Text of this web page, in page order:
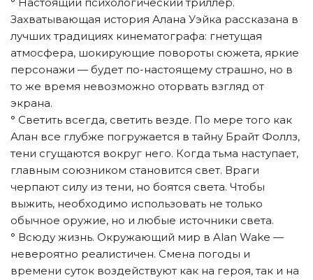
Захватывающая история Алана Уэйка рассказана в
лучших традициях кинематографа: гнетущая
атмосфера, шокирующие повороты сюжета, яркие
персонажи — будет по-настоящему страшно, но в
то же время невозможно оторвать взгляд от
экрана.
° Светить всегда, светить везде. По мере того как
Алан все глубже погружается в тайну Брайт Фоллз,
тени сгущаются вокруг него. Когда тьма наступает,
главным союзником становится свет. Враги
черпают силу из тени, но боятся света. Чтобы
выжить, необходимо использовать не только
обычное оружие, но и любые источники света.
° Всюду жизнь. Окружающий мир в Alan Wake —
невероятно реалистичен. Смена погоды и
времени суток воздействуют как на героя, так и на